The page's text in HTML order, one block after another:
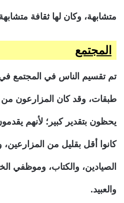
متشابهة، وكان لها ثقافة
المجتمع
تم تقسيم الناس في المجتمع في
طبقات، وقد كان المزارعون من
يحظون بتقدير كبير؛ لأنهم
كانوا أقل بقليل من
الصيادين، والكتاب، وموظفي
والعبيد.